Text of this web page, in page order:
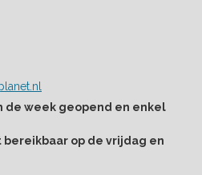
de week geopend en enkel
op de vrijdag en